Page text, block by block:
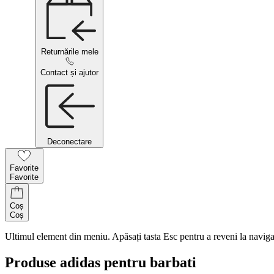
Returnările mele
Contact și ajutor
Deconectare
Favorite
Favorite
Coș
Coș
Ultimul element din meniu. Apăsați tasta Esc pentru a reveni la
Produse adidas pentru barbati